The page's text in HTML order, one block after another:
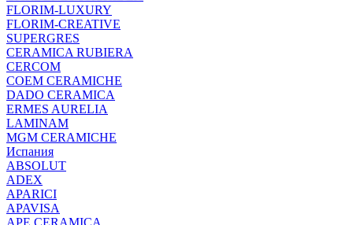
FLORIM-LUXURY
FLORIM-CREATIVE
SUPERGRES
CERAMICA RUBIERA
CERCOM
COEM CERAMICHE
DADO CERAMICA
ERMES AURELIA
LAMINAM
MGM CERAMICHE
Испания
ABSOLUT
ADEX
APARICI
APAVISA
APE CERAMICA